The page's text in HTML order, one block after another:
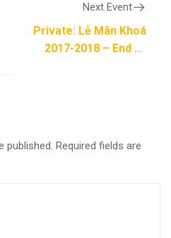
Next Event
Private: Lễ Mãn Khoá
2017-2018 – End of
published. Required fields are